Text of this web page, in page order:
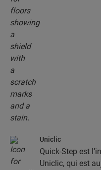
Uniclic
Quick-Step est
Uniclic, qui est